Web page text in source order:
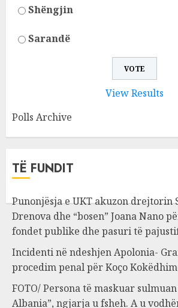
Shëngjin
Sarandë
View Results
Polls Archive
TË FUNDIT
Punonjësja e UKT akuzon drejtorin
Drenova dhe “bosen” Joana Nano
fondet publike dhe pasuri të
Incidenti në ndeshjen Apolonia-
procedim penal për Koço
FOTO/ Persona të maskuar sulmuan
Albania”, ngjarja u fsheh. A u